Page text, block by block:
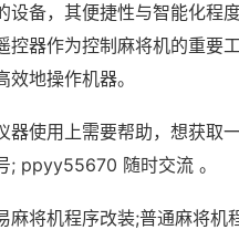
设备，其便捷性与智能化程
控器作为控制麻将机的重要
效地操作机器。
器使用上需要帮助，想获取
; ppyy55670 随时交流 。
麻将机程序改装;普通麻将机